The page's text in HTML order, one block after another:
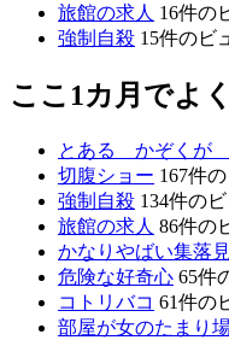
旅館の求人 16件の
強制自殺 15件のビ
ここ1カ月でよ
とある かぞくが
切腹ショー 167件
強制自殺 134件の
旅館の求人 86件の
かなりやばい集落
危険な好奇心 65件
コトリバコ 61件の
部屋が女のたまり